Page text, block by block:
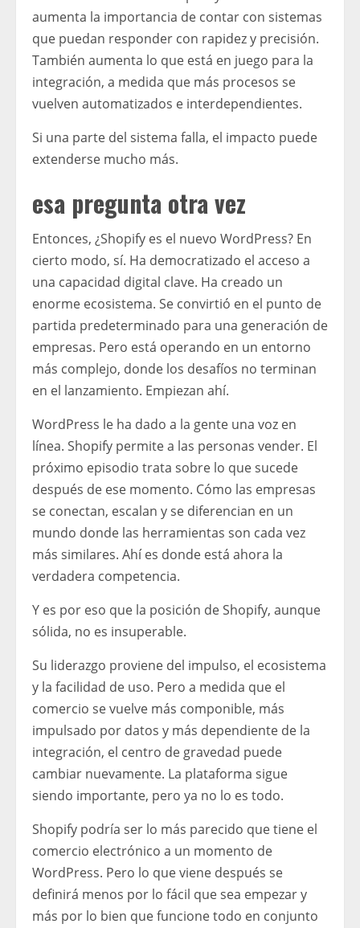
aumenta la importancia de contar con sistemas
que puedan responder con rapidez y precisión.
También aumenta lo que está en juego para la
integración, a medida que más procesos se
vuelven automatizados e interdependientes.
Si una parte del sistema falla, el impacto puede
extenderse mucho más.
esa pregunta otra vez
Entonces, ¿Shopify es el nuevo WordPress? En
cierto modo, sí. Ha democratizado el acceso a
una capacidad digital clave. Ha creado un
enorme ecosistema. Se convirtió en el punto de
partida predeterminado para una generación de
empresas. Pero está operando en un entorno
más complejo, donde los desafíos no terminan
en el lanzamiento. Empiezan ahí.
WordPress le ha dado a la gente una voz en
línea. Shopify permite a las personas vender. El
próximo episodio trata sobre lo que sucede
después de ese momento. Cómo las empresas
se conectan, escalan y se diferencian en un
mundo donde las herramientas son cada vez
más similares. Ahí es donde está ahora la
verdadera competencia.
Y es por eso que la posición de Shopify, aunque
sólida, no es insuperable.
Su liderazgo proviene del impulso, el ecosistema
y la facilidad de uso. Pero a medida que el
comercio se vuelve más componible, más
impulsado por datos y más dependiente de la
integración, el centro de gravedad puede
cambiar nuevamente. La plataforma sigue
siendo importante, pero ya no lo es todo.
Shopify podría ser lo más parecido que tiene el
comercio electrónico a un momento de
WordPress. Pero lo que viene después se
definirá menos por lo fácil que sea empezar y
más por lo bien que funcione todo en conjunto